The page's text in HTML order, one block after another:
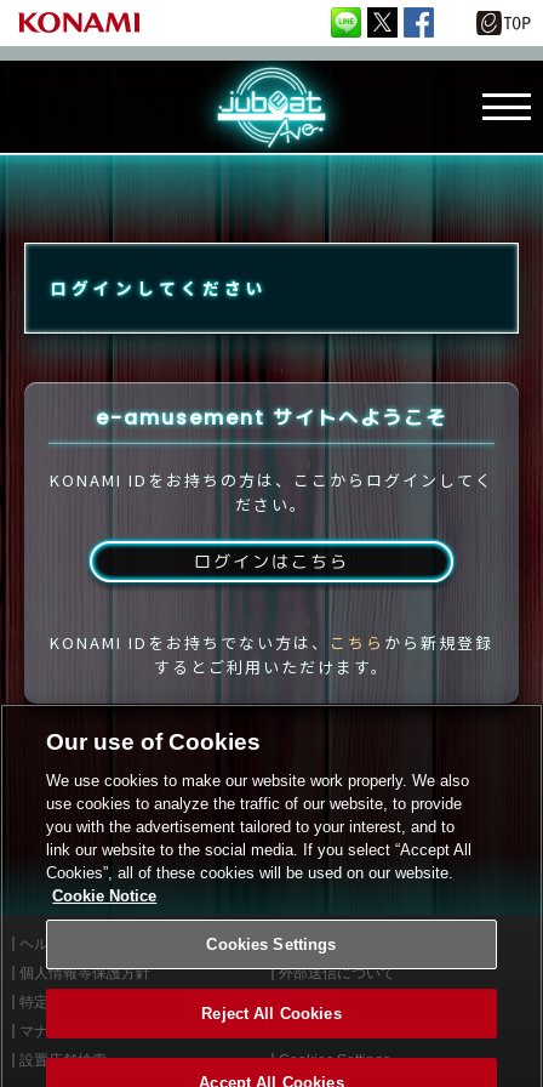
ログインしてください
e-amusement サイトへようこそ
KONAMI IDをお持ちの方は、ここからログインしてく
ださい。
ログインはこちら
KONAMI IDをお持ちでない方は、 こちら から新規登録
するとご利用いただけます。
ヘルプ
利用規約
個人情報等保護方針
外部送信について
特定商取引法に基づく表示
マナー＆ルール
設置店舗検索
Cookies Settings
Our use of Cookies
We use cookies to make our website work properly. We also
use cookies to analyze the traffic of our website, to provide
you with the advertisement tailored to your interest, and to
link our website to the social media. If you select “Accept All
Cookies”, all of these cookies will be used on our website.
Cookie Notice
Cookies Settings
Reject All Cookies
Accept All Cookies